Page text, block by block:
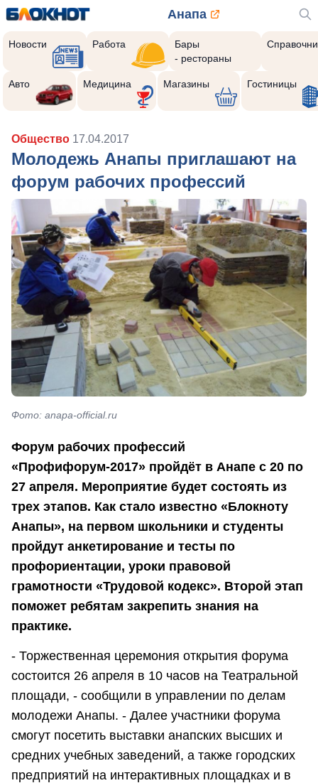
Анапа
Новости Работа
Бары
- рестораны
Авто Медицина Магазины Гостиницы
Общество 17.04.2017
Молодежь Анапы приглашают на
форум рабочих профессий
Фото: anapa-official.ru
Форум рабочих профессий
«Профифорум-2017» пройдёт в Анапе с 20 по
27 апреля. Мероприятие будет состоять из
трех этапов. Как стало известно «Блокноту
Анапы», на первом школьники и студенты
пройдут анкетирование и тесты по
профориентации, уроки правовой
грамотности «Трудовой кодекс». Второй этап
поможет ребятам закрепить знания на
практике.
- Торжественная церемония открытия форума
состоится 26 апреля в 10 часов на Театральной
площади, - сообщили в управлении по делам
молодежи Анапы. - Далее участники форума
смогут посетить выставки анапских высших и
средних учебных заведений, а также городских
предприятий на интерактивных площадках и в